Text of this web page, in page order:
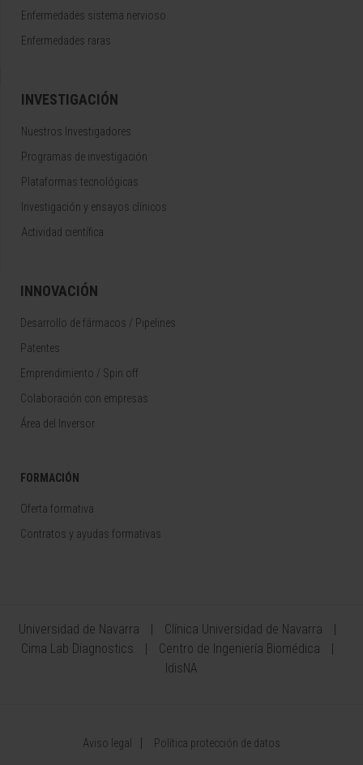
Enfermedades sistema nervioso
Enfermedades raras
INVESTIGACIÓN
Nuestros Investigadores
Programas de investigación
Plataformas tecnológicas
Investigación y ensayos clínicos
Actividad científica
INNOVACIÓN
Desarrollo de fármacos / Pipelines
Patentes
Emprendimiento / Spin off
Colaboración con empresas
Área del Inversor
FORMACIÓN
Oferta formativa
Contratos y ayudas formativas
Universidad de Navarra
Clínica Universidad de Navarra
Cima Lab Diagnostics
Centro de Ingeniería Biomédica
IdisNA
Aviso legal Política protección de datos